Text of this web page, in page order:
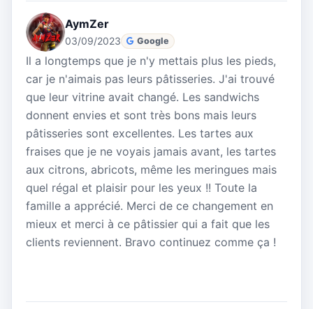
AymZer
03/09/2023 Google
Il a longtemps que je n'y mettais plus les pieds,
car je n'aimais pas leurs pâtisseries. J'ai trouvé
que leur vitrine avait changé. Les sandwichs
donnent envies et sont très bons mais leurs
pâtisseries sont excellentes. Les tartes aux
fraises que je ne voyais jamais avant, les tartes
aux citrons, abricots, même les meringues mais
quel régal et plaisir pour les yeux !! Toute la
famille a apprécié. Merci de ce changement en
mieux et merci à ce pâtissier qui a fait que les
clients reviennent. Bravo continuez comme ça !